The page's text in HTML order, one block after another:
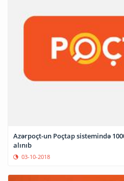
Azərpoçt-un Poçtap sistemində
alınıb
03-10-2018